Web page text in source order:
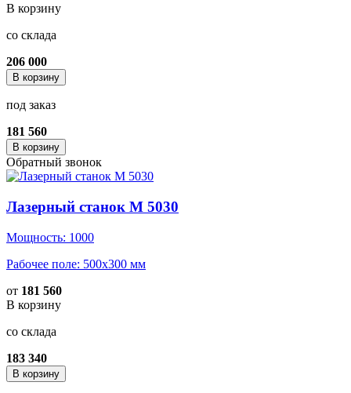
В корзину
со склада
206 000
В корзину
под заказ
181 560
В корзину
Обратный звонок
Лазерный станок M 5030
Мощность: 1000
Рабочее поле: 500x300 мм
от 181 560
В корзину
со склада
183 340
В корзину